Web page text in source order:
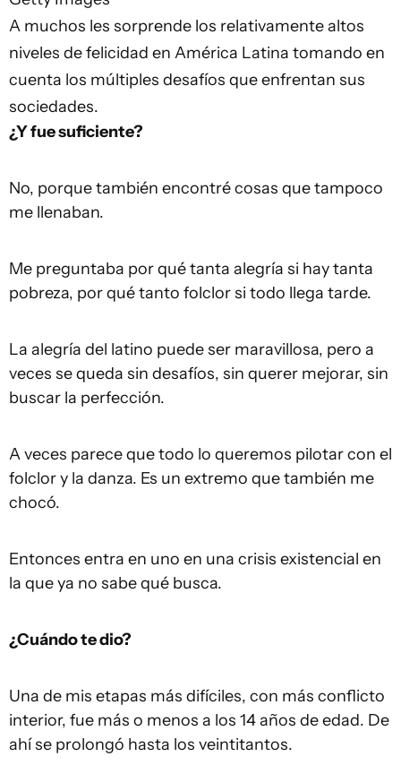
A muchos les sorprende los relativamente altos
niveles de felicidad en América Latina tomando en
cuenta los múltiples desafíos que enfrentan sus
sociedades.
¿Y fue suficiente?
No, porque también encontré cosas que tampoco
me llenaban.
Me preguntaba por qué tanta alegría si hay tanta
pobreza, por qué tanto folclor si todo llega tarde.
La alegría del latino puede ser maravillosa, pero a
veces se queda sin desafíos, sin querer mejorar, sin
buscar la perfección.
A veces parece que todo lo queremos pilotar con el
folclor y la danza. Es un extremo que también me
chocó.
Entonces entra en uno en una crisis existencial en
la que ya no sabe qué busca.
¿Cuándo te dio?
Una de mis etapas más difíciles, con más conflicto
interior, fue más o menos a los 14 años de edad. De
ahí se prolongó hasta los veintitantos.